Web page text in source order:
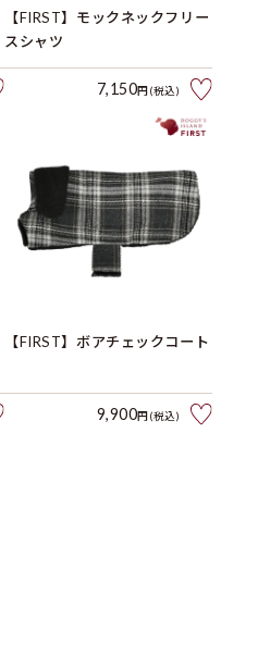
【FIRST】モックネックフリー
スシャツ
7,150円(税込)
【FIRST】ボアチェックコート
9,900円(税込)